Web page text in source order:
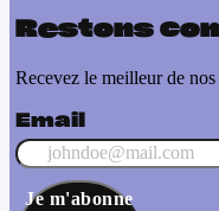
Restons
Recevez le meilleur de
Email
Je m'abonne